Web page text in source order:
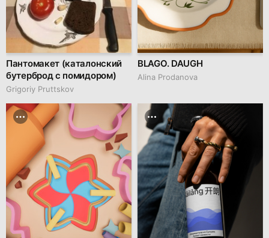
Пантомакет (каталонский
бутерброд с помидором)
Grigoriy Pruttskov
BLAGO. DAUGH
Alina Prodanova